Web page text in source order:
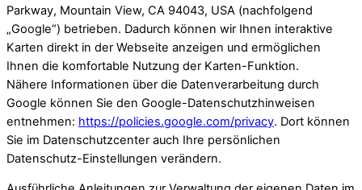
Parkway, Mountain View, CA 94043, USA (nachfolgend
„Google“) betrieben. Dadurch können wir Ihnen interaktive
Karten direkt in der Webseite anzeigen und ermöglichen
Ihnen die komfortable Nutzung der Karten-Funktion.
Nähere Informationen über die Datenverarbeitung durch
Google können Sie den Google-Datenschutzhinweisen
entnehmen: https://policies.google.com/privacy. Dort können
Sie im Datenschutzcenter auch Ihre persönlichen
Datenschutz-Einstellungen verändern.